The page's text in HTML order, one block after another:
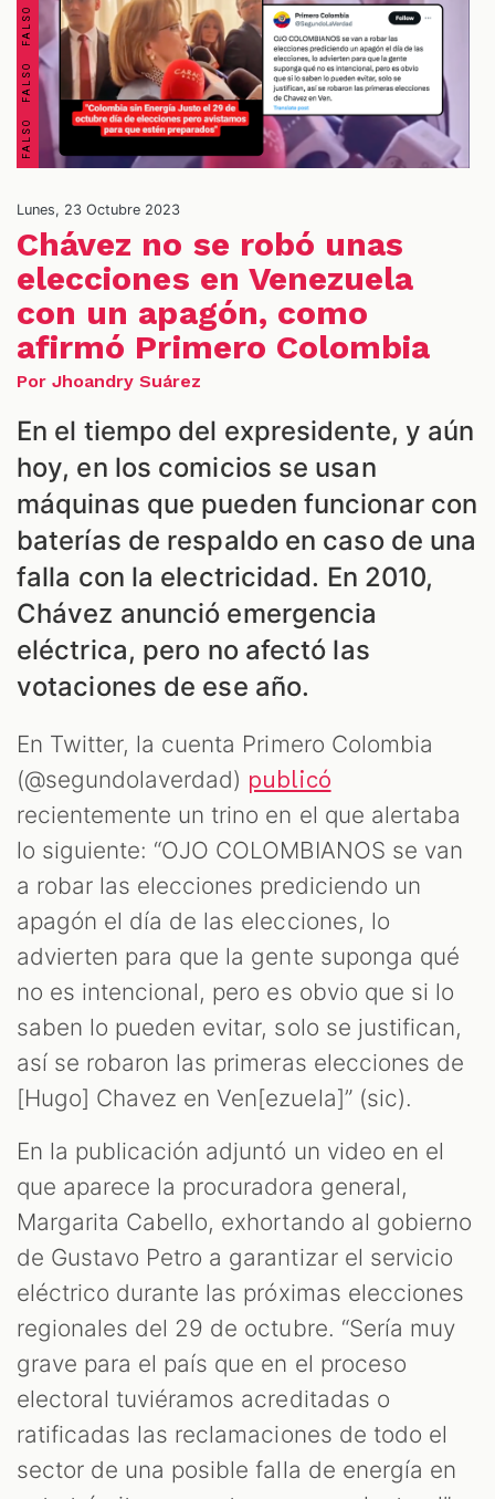
Lunes, 23 Octubre 2023
Chávez no se robó unas
elecciones en Venezuela
con un apagón, como
afirmó Primero Colombia
Por Jhoandry Suárez
En el tiempo del expresidente, y aún
hoy, en los comicios se usan
máquinas que pueden funcionar con
baterías de respaldo en caso de una
falla con la electricidad. En 2010,
Chávez anunció emergencia
eléctrica, pero no afectó las
votaciones de ese año.
En Twitter, la cuenta Primero Colombia
(@segundolaverdad) publicó
recientemente un trino en el que alertaba
lo siguiente: “OJO COLOMBIANOS se van
a robar las elecciones prediciendo un
apagón el día de las elecciones, lo
advierten para que la gente suponga qué
no es intencional, pero es obvio que si lo
saben lo pueden evitar, solo se justifican,
así se robaron las primeras elecciones de
[Hugo] Chavez en Ven[ezuela]” (sic).
En la publicación adjuntó un video en el
que aparece la procuradora general,
Margarita Cabello, exhortando al gobierno
de Gustavo Petro a garantizar el servicio
eléctrico durante las próximas elecciones
regionales del 29 de octubre. “Sería muy
grave para el país que en el proceso
electoral tuviéramos acreditadas o
ratificadas las reclamaciones de todo el
sector de una posible falla de energía en